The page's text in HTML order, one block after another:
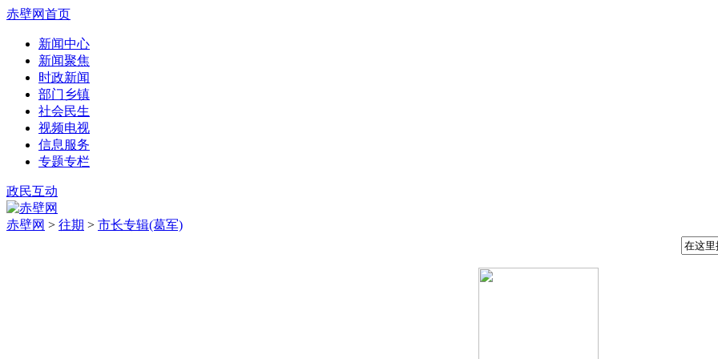
赤壁网首页
新闻中心
新闻聚焦
时政新闻
部门乡镇
社会民生
视频电视
信息服务
专题专栏
政民互动
赤壁网 > 往期 > 市长专辑(葛军)